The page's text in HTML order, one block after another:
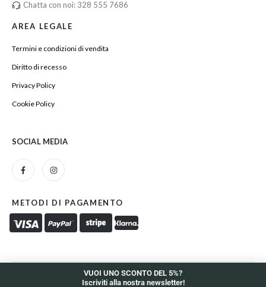
Chatta con noi: 328 555 7686
AREA LEGALE
Termini e condizioni di vendita
Diritto di recesso
Privacy Policy
Cookie Policy
SOCIAL MEDIA
METODI DI PAGAMENTO
VUOI UNO SCONTO DEL 5%?
Iscriviti alla nostra newsletter!